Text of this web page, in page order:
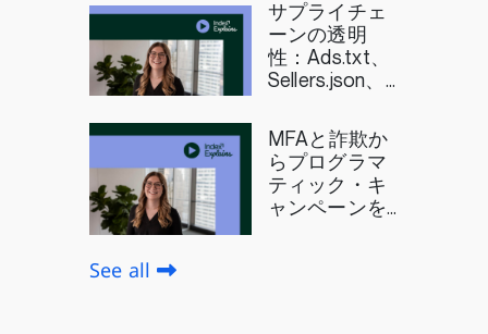
サプライチェ
ーンの透明
性：Ads.txt、
Sellers.json、
MFAと詐欺か
らプログラマ
ティック・キ
ャンペーンを
See all